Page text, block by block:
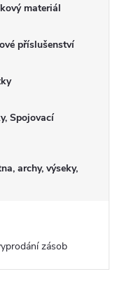
materiál
příslušenství
Spojovací
archy, výseky,
zásob